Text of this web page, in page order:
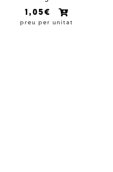
1,05€
preu per unitat